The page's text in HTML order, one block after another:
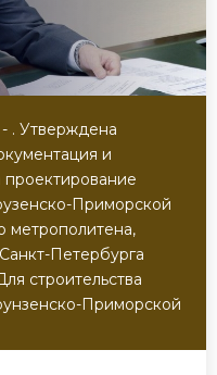
. Утверждена
и
проектирование
Приморской
метрополитена,
Петербурга
строительства
Приморской